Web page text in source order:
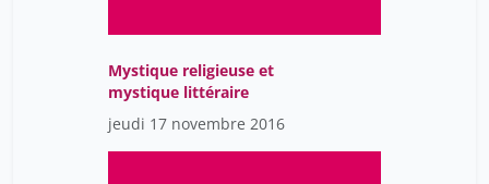
waterlot ghislain
Mystique religieuse et
mystique littéraire
jeudi 17 novembre 2016